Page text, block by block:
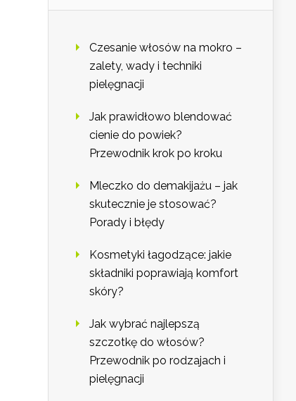
Czesanie włosów na mokro –
zalety, wady i techniki
pielęgnacji
Jak prawidłowo blendować
cienie do powiek?
Przewodnik krok po kroku
Mleczko do demakijażu – jak
skutecznie je stosować?
Porady i błędy
Kosmetyki łagodzące: jakie
składniki poprawiają komfort
skóry?
Jak wybrać najlepszą
szczotkę do włosów?
Przewodnik po rodzajach i
pielęgnacji